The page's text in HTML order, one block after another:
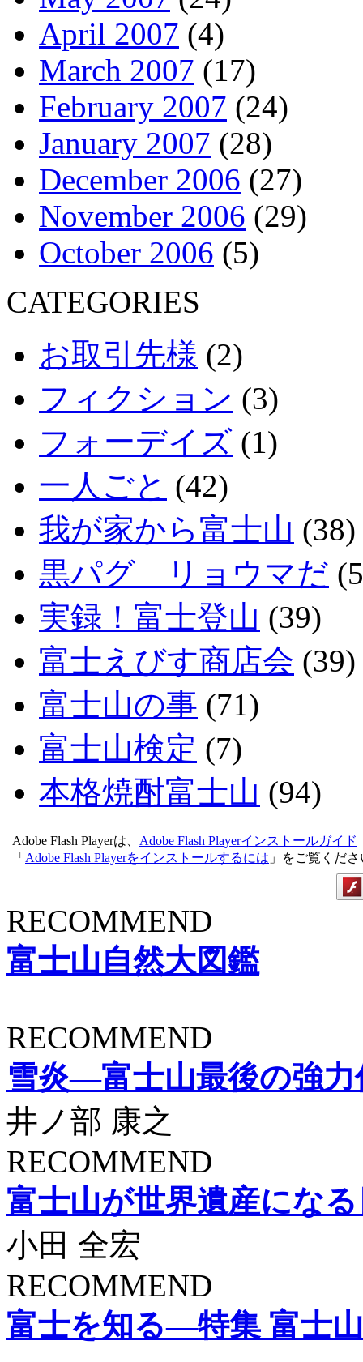
April 2007 (4)
March 2007 (17)
February 2007 (24)
January 2007 (28)
December 2006 (27)
November 2006 (29)
October 2006 (5)
CATEGORIES
お取引先様 (2)
フィクション (3)
フォーデイズ (1)
一人ごと (42)
我が家から富士山 (38)
黒パグ リョウマだ
実録！富士登山 (39)
富士えびす商店会 (39)
富士山の事 (71)
富士山検定 (7)
本格焼酎富士山 (94)
Adobe Flash Playerは、 Adobe Flash Playerインストールガイド
「 Adobe Flash Playerをインストールするには 」をご覧くだ
RECOMMEND
富士山自然大図鑑
RECOMMEND
雪炎―富士山最後の強力
井ノ部 康之
RECOMMEND
富士山が世界遺産にな
小田 全宏
RECOMMEND
富士を知る―特集 富士